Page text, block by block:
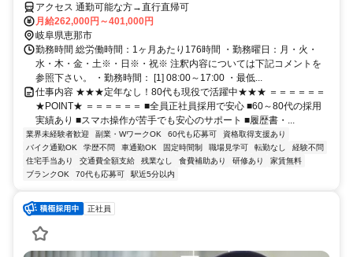
アクセス 通勤可能な方→直行直帰可
月給262,000円～401,000円
岐阜県恵那市
勤務時間 総労働時間：1ヶ月あたり176時間 ・勤務曜日：月・火・
水・木・金・土※・日※・祝※ 注釈内容については下記コメントを
参照下さい。 ・勤務時間： [1] 08:00～17:00 ・最低...
仕事内容 ★★★定年なし！80代も現役で活躍中★★★ ＝＝＝＝＝＝
★POINT★ ＝＝＝＝＝＝ ■全員正社員採用で安心 ■60～80代の採用
実績あり ■スマホ操作が苦手でも安心のサポート ■履歴書・...
業界未経験者歓迎 副業・WワークOK 60代も応募可
資格取得支援あり
バイク通勤OK
学歴不問 車通勤OK 固定時間制 職場見学可 転勤なし
経験不問
住宅手当あり
交通費全額支給 残業なし 食費補助あり 研修あり
家賃無料
ブランクOK
70代も応募可 駅近5分以内
正社員